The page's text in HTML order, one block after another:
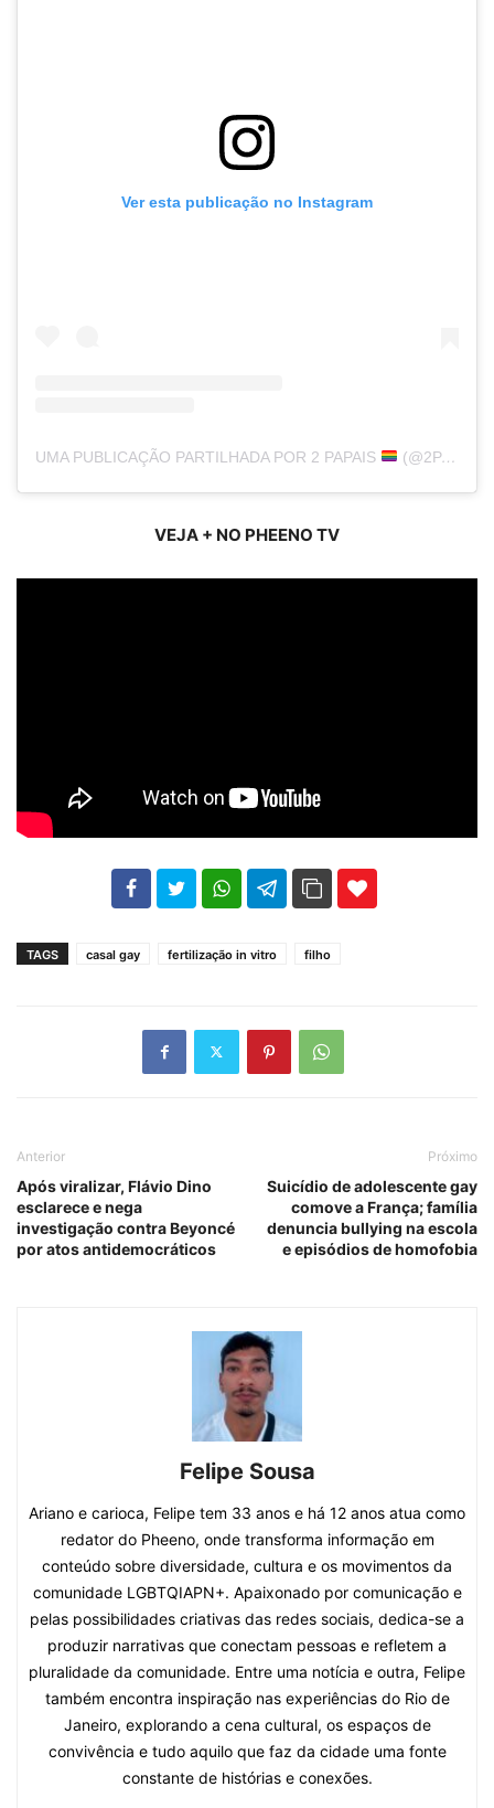
Ver esta publicação no Instagram
UMA PUBLICAÇÃO PARTILHADA POR 2 PAPAIS (@2PAPAIS)
VEJA + NO PHEENO TV
102 35
TAGS casal gay fertilização in vitro filho
Anterior
Após viralizar, Flávio Dino
esclarece e nega
investigação contra Beyoncé
por atos antidemocráticos
Próximo
Suicídio de adolescente gay
comove a França; família
denuncia bullying na escola
e episódios de homofobia
Felipe Sousa
Ariano e carioca, Felipe tem 33 anos e há 12 anos atua como
redator do Pheeno, onde transforma informação em
conteúdo sobre diversidade, cultura e os movimentos da
comunidade LGBTQIAPN+. Apaixonado por comunicação e
pelas possibilidades criativas das redes sociais, dedica-se a
produzir narrativas que conectam pessoas e refletem a
pluralidade da comunidade. Entre uma notícia e outra, Felipe
também encontra inspiração nas experiências do Rio de
Janeiro, explorando a cena cultural, os espaços de
convivência e tudo aquilo que faz da cidade uma fonte
constante de histórias e conexões.